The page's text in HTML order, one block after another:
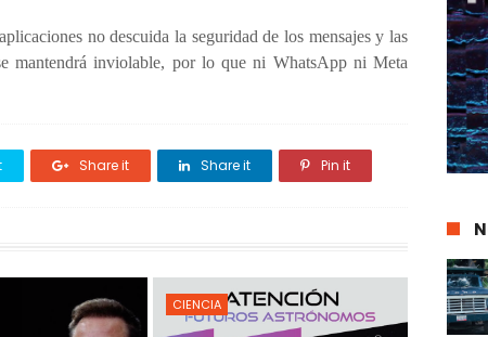
no descuida la seguridad de los mensajes y las
mantendrá inviolable, por lo que ni WhatsApp ni Meta
Share it Share it Pin it
CIENCIA